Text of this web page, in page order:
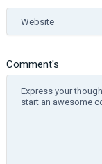
Comment's
Website